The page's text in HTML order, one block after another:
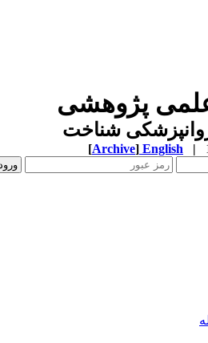
علمی پژوهشی
شناخت
|
English
[Archive]